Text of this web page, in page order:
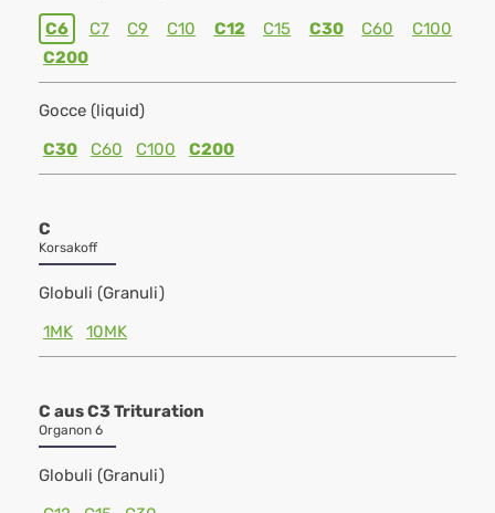
C6 C7 C9 C10 C12 C15 C30 C60
C100
C200
Gocce (liquid)
C30
C60 C100 C200
C
Korsakoff
Globuli (Granuli)
1MK
10MK
C aus C3 Trituration
Organon 6
Globuli (Granuli)